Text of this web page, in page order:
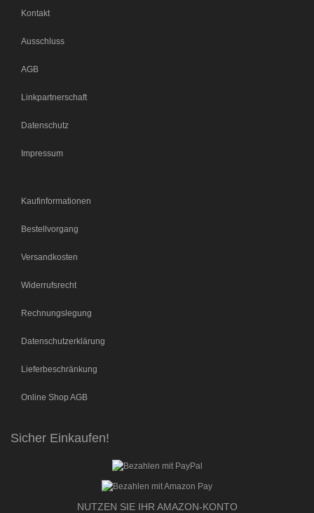
Kontakt
Ausschluss
AGB
Linkpartnerschaft
Datenschutz
Impressum
Kaufinformationen
Bestellvorgang
Versandkosten
Widerrufsrecht
Rechnungslegung
Datenschutzerklärung
Lieferbeschränkung
Online Shop AGB
Sicher Einkaufen!
NUTZEN SIE IHR AMAZON-KONTO